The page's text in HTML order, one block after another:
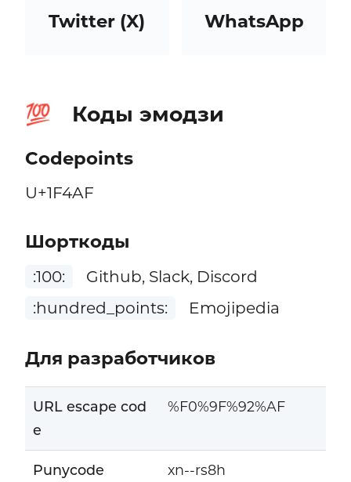
Twitter (X) WhatsApp
💯 Коды эмодзи
Codepoints
U+1F4AF
Шорткоды
:100:
Github, Slack, Discord
:hundred_points:
Emojipedia
Для разработчиков
URL escape cod
e
%F0%9F%92%AF
Punycode xn--rs8h